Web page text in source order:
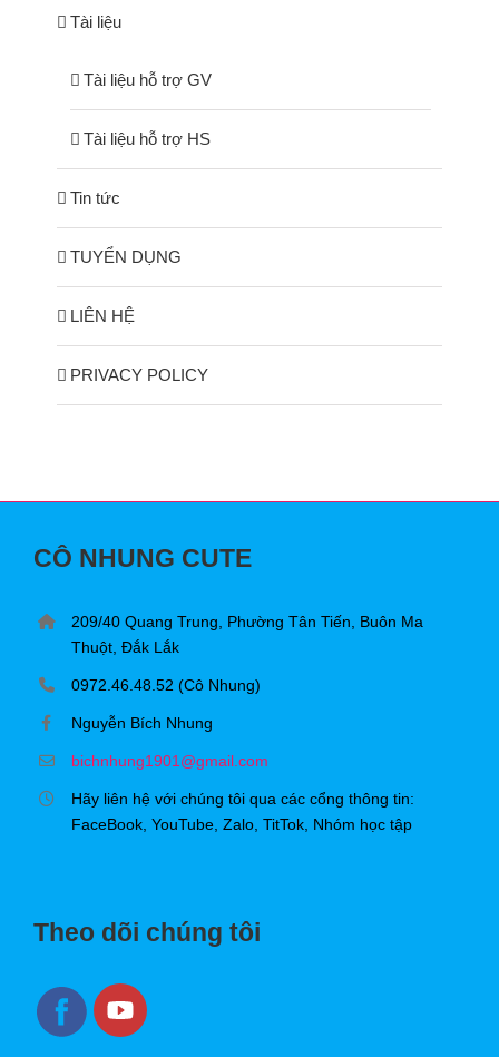
Tài liệu
Tài liệu hỗ trợ GV
Tài liệu hỗ trợ HS
Tin tức
TUYỂN DỤNG
LIÊN HỆ
PRIVACY POLICY
CÔ NHUNG CUTE
209/40 Quang Trung, Phường Tân Tiến, Buôn Ma
Thuột, Đắk Lắk
0972.46.48.52 (Cô Nhung)
Nguyễn Bích Nhung
bichnhung1901@gmail.com
Hãy liên hệ với chúng tôi qua các cổng thông tin:
FaceBook, YouTube, Zalo, TitTok, Nhóm học tập
Theo dõi chúng tôi